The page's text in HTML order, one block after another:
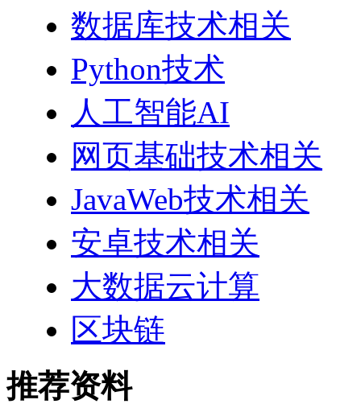
数据库技术相关
Python技术
人工智能AI
网页基础技术相关
JavaWeb技术相关
安卓技术相关
大数据云计算
区块链
推荐资料